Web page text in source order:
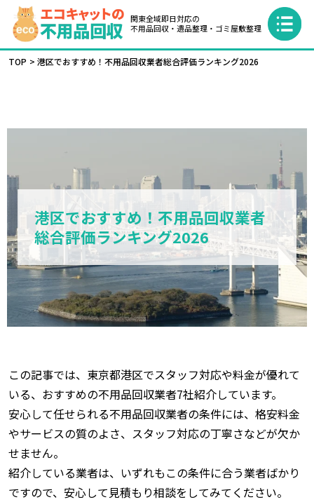
関東全域即日対応の
不用品回収・遺品整理・ゴミ屋敷整理
TOP 港区でおすすめ！不用品回収業者総合評価ランキング2026
港区でおすすめ！不用品回収業者
総合評価ランキング2026
この記事では、東京都港区でスタッフ対応や料金が優れて
いる、おすすめの不用品回収業者7社紹介しています。
安心して任せられる不用品回収業者の条件には、格安料金
やサービスの質のよさ、スタッフ対応の丁寧さなどが欠か
せません。
紹介している業者は、いずれもこの条件に合う業者ばかり
ですので、安心して見積もり相談をしてみてください。